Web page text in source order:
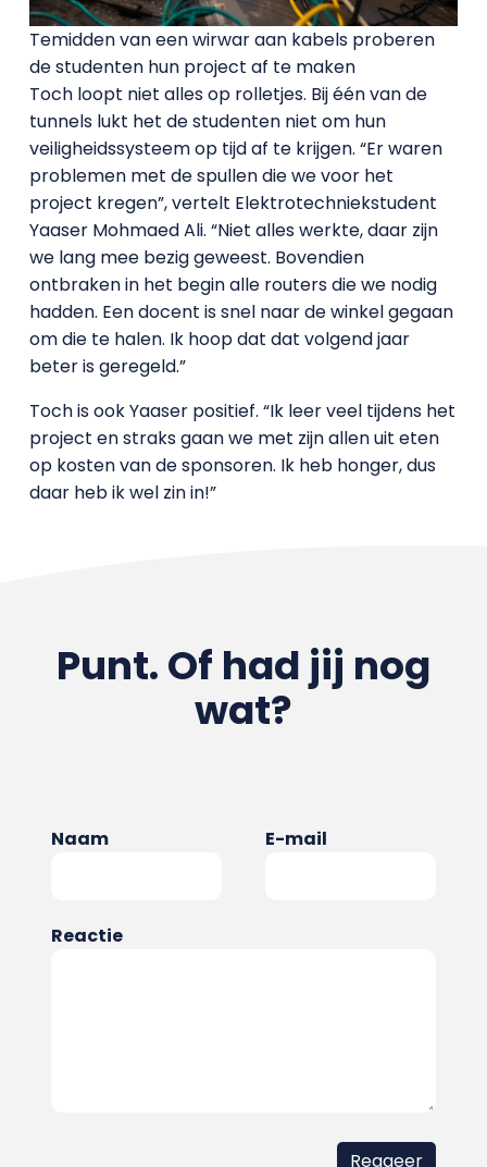
Temidden van een wirwar aan kabels proberen
de studenten hun project af te maken
Toch loopt niet alles op rolletjes. Bij één van de
tunnels lukt het de studenten niet om hun
veiligheidssysteem op tijd af te krijgen. “Er waren
problemen met de spullen die we voor het
project kregen”, vertelt Elektrotechniekstudent
Yaaser Mohmaed Ali. “Niet alles werkte, daar zijn
we lang mee bezig geweest. Bovendien
ontbraken in het begin alle routers die we nodig
hadden. Een docent is snel naar de winkel gegaan
om die te halen. Ik hoop dat dat volgend jaar
beter is geregeld.”
Toch is ook Yaaser positief. “Ik leer veel tijdens het
project en straks gaan we met zijn allen uit eten
op kosten van de sponsoren. Ik heb honger, dus
daar heb ik wel zin in!”
Punt. Of had jij nog
wat?
Naam E-mail
Reactie